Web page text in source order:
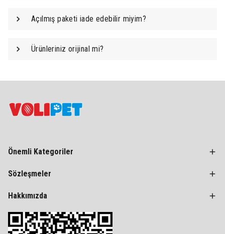
Açılmış paketi iade edebilir miyim?
Ürünleriniz orijinal mi?
Önemli Kategoriler
Sözleşmeler
Hakkımızda